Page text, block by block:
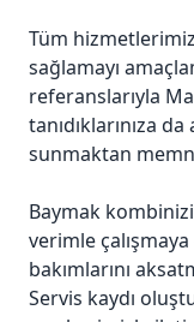
Tüm
sağlamayı
referanslarıyla
tanıdıklarınıza
sunmaktan
Baymak
verimle
bakımlarını
Servis kaydı